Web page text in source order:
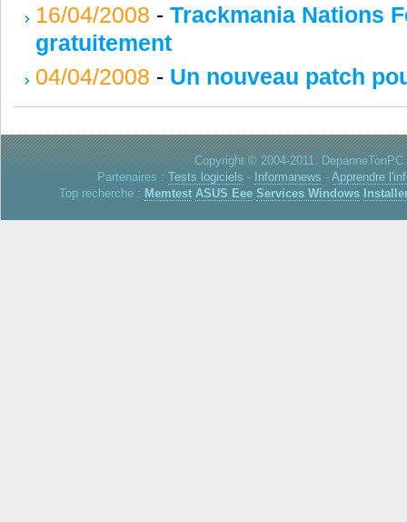
16/04/2008 - Trackmania Nations
gratuitement
04/04/2008 - Un nouveau patch
Copyright © 2004-2011.
Partenaires : Tests logiciels - Informanews - Apprendre
Top recherche : Memtest ASUS Eee Services Windows